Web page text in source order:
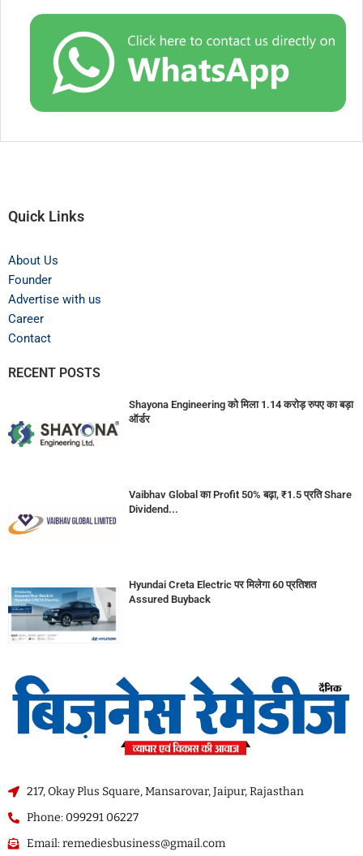
Quick Links
About Us
Founder
Advertise with us
Career
Contact
RECENT POSTS
Shayona Engineering को मिला 1.14 करोड़ रुपए का बड़ा
ऑर्डर
Vaibhav Global का Profit 50% बढ़ा, ₹1.5 प्रति Share
Dividend...
Hyundai Creta Electric पर मिलेगा 60 प्रतिशत
Assured Buyback
217, Okay Plus Square, Mansarovar, Jaipur, Rajasthan
Phone: 099291 06227
Email: remediesbusiness@gmail.com